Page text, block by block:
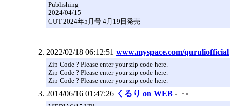
Publishing
2024/04/15
CUT 2024年5月号 4月19日発売
2022/02/18 06:12:51 www.myspace.com/quruliofficial
Zip Code ? Please enter your zip code here.
Zip Code ? Please enter your zip code here.
Zip Code ? Please enter your zip code here.
2014/06/16 01:47:26 くるり on WEB